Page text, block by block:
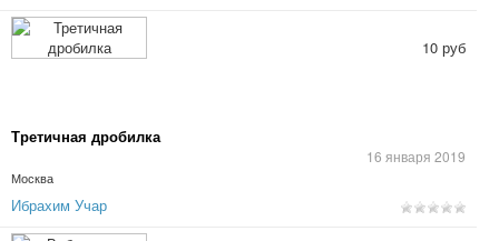
Третичная дробилка
16 января 2019
Москва
10 руб
Ибрахим Учар